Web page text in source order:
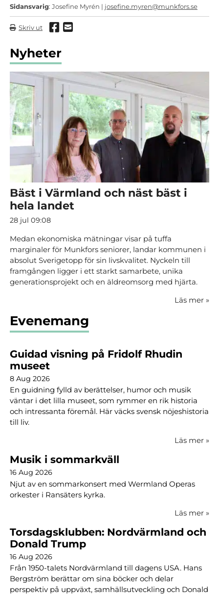
Sidansvarig: Josefine Myrén | josefine.myren@munkfors.se
Skriv ut Dela via Facebook
Dela via mail
Nyheter
Bäst i Värmland och näst bäst i
hela landet
28 jul 09:08
Medan ekonomiska mätningar visar på tuffa
marginaler för Munkfors seniorer, landar kommunen i
absolut Sverigetopp för sin livskvalitet. Nyckeln till
framgången ligger i ett starkt samarbete, unika
generationsprojekt och en äldreomsorg med hjärta.
Läs mer »
Evenemang
Guidad visning på Fridolf Rhudin
museet
8 Aug 2026
En guidning fylld av berättelser, humor och musik
väntar i det lilla museet, som rymmer en rik historia
och intressanta föremål. Här väcks svensk nöjeshistoria
till liv.
Läs mer »
Musik i sommarkväll
16 Aug 2026
Njut av en sommarkonsert med Wermland Operas
orkester i Ransäters kyrka.
Läs mer »
Torsdagsklubben: Nordvärmland och
Donald Trump
16 Aug 2026
Från 1950-talets Nordvärmland till dagens USA. Hans
Bergström berättar om sina böcker och delar
perspektiv på uppväxt, samhällsutveckling och Donald